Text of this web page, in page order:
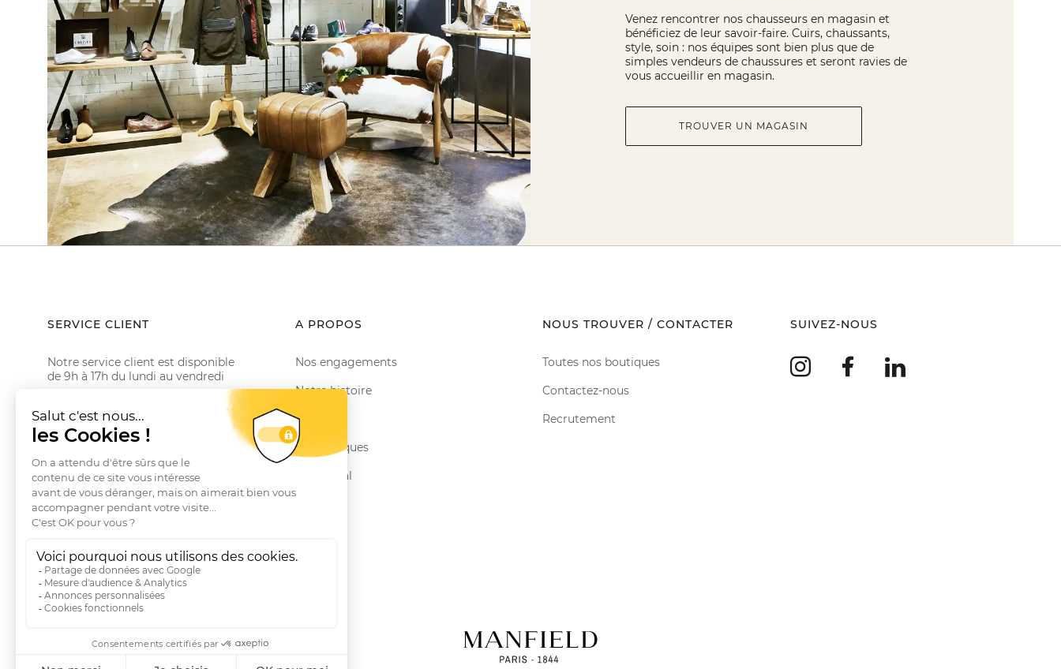
Venez rencontrer nos chausseurs en magasin et
bénéficiez de leur savoir-faire. Cuirs, chaussants,
style, soin : nos équipes sont bien plus que de
simples vendeurs de chaussures et seront ravies de
vous accueillir en magasin.
TROUVER UN MAGASIN
SERVICE CLIENT
Notre service client est disponible
de 9h à 17h du lundi au vendredi
Email serviceclient@manbow.fr
Téléphone01 78 35 10 20
Conditions générales des promotions
Conditions générales de vente
Questions fréquentes
Livraisons et Retours
RGPD
A PROPOS
Nos engagements
Notre histoire
Le Club
Nos marques
Le Journal
NOUS TROUVER / CONTACTER
Toutes nos boutiques
Contactez-nous
Recrutement
SUIVEZ-NOUS
InstagramFacebook
LinkedIn